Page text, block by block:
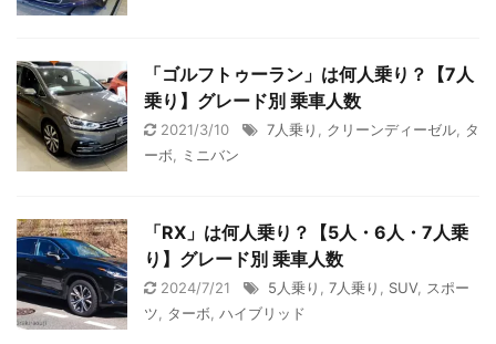
「ゴルフトゥーラン」は何人乗り？【7人
乗り】グレード別 乗車人数
2021/3/10 7人乗り クリーンディーゼル
タ
ーボ
ミニバン
「RX」は何人乗り？【5人・6人・7人乗
り】グレード別 乗車人数
2024/7/21 5人乗り 7人乗り SUV, スポー
ツ
ターボ ハイブリッド